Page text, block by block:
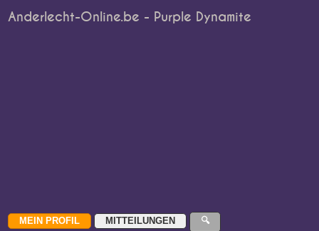
Anderlecht-Online.be - Purple Dynamite